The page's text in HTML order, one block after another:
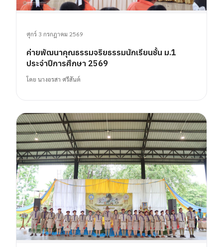
ศุกร์ 3 กรกฎาคม 2569
ค่ายพัฒนาคุณธรรมจริยธรรมนักเรียนชั้น ม.1
ประจำปีการศึกษา 2569
โดย นางอรสา ศรีสันต์